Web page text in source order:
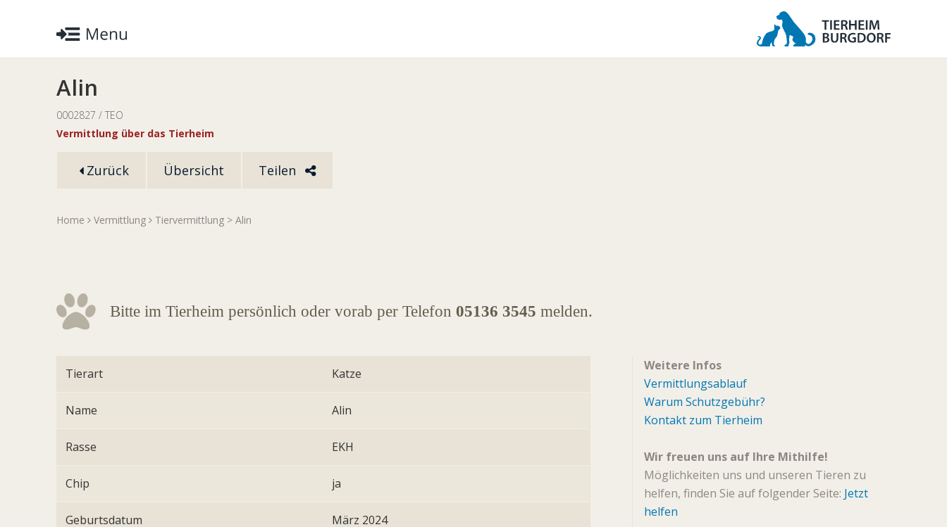
Alin
0002827 / TEO
Vermittlung über das Tierheim
Zurück Übersicht Teilen
Home Vermittlung Tiervermittlung > Alin
Bitte im Tierheim persönlich oder vorab per Telefon 05136 3545 melden.
Tierart Katze
Name Alin
Rasse EKH
Chip ja
Geburtsdatum März 2024
Weitere Infos
Vermittlungsablauf
Warum Schutzgebühr?
Kontakt zum Tierheim
Wir freuen uns auf Ihre Mithilfe!
Möglichkeiten uns und unseren Tieren zu
helfen, finden Sie auf folgender Seite: Jetzt
helfen